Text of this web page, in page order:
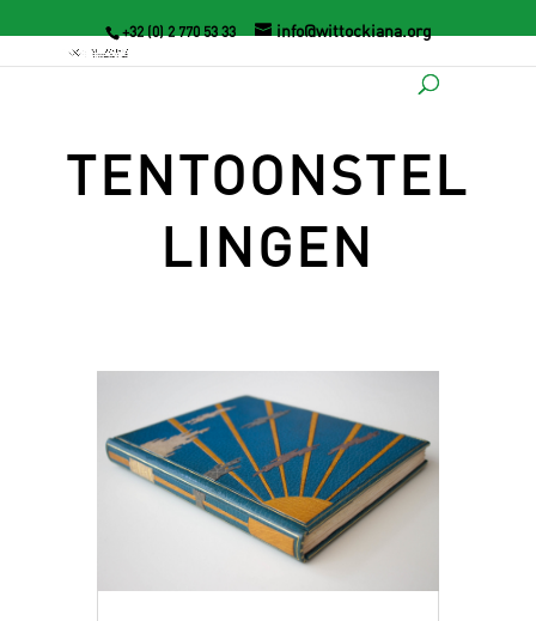
+32 (0) 2 770 53 33 info@wittockiana.org
TENTOONSTEL
LINGEN